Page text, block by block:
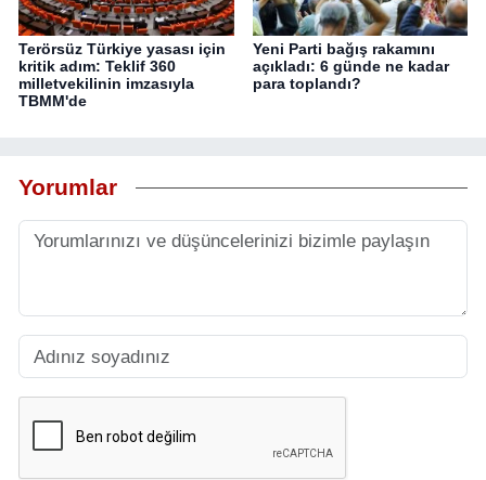
Terörsüz Türkiye yasası için
kritik adım: Teklif 360
milletvekilinin imzasıyla
TBMM'de
Yeni Parti bağış rakamını
açıkladı: 6 günde ne kadar
para toplandı?
Yorumlar